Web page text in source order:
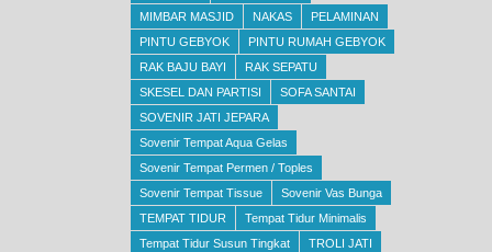
MIMBAR MASJID
NAKAS
PELAMINAN
PINTU GEBYOK
PINTU RUMAH GEBYOK
RAK BAJU BAYI
RAK SEPATU
SKESEL DAN PARTISI
SOFA SANTAI
SOVENIR JATI JEPARA
Sovenir Tempat Aqua Gelas
Sovenir Tempat Permen / Toples
Sovenir Tempat Tissue
Sovenir Vas Bunga
TEMPAT TIDUR
Tempat Tidur Minimalis
Tempat Tidur Susun Tingkat
TROLI JATI